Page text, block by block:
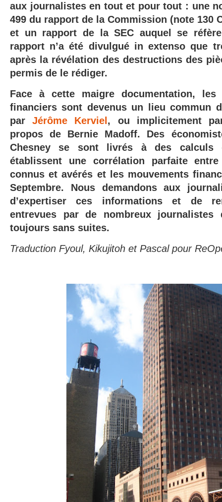
aux journalistes en tout et pour tout : une
499 du rapport de la Commission (note 130
et un rapport de la SEC auquel se
rapport n’a été divulgué in extenso que
après la révélation des destructions des
permis de le rédiger.
Face à cette maigre documentation,
financiers sont devenus un lieu commun
parJérôme Kerviel , ou implicitement
propos de Bernie Madoff. Des
Chesney se sont livrés à des calculs
établissent une corrélation parfaite
connus et avérés et les mouvements
Septembre. Nous demandons aux
d’expertiser ces informations et de
entrevues par de nombreux
toujours sans suites.
Traduction Fyoul, Kikujitoh et Pascal pour